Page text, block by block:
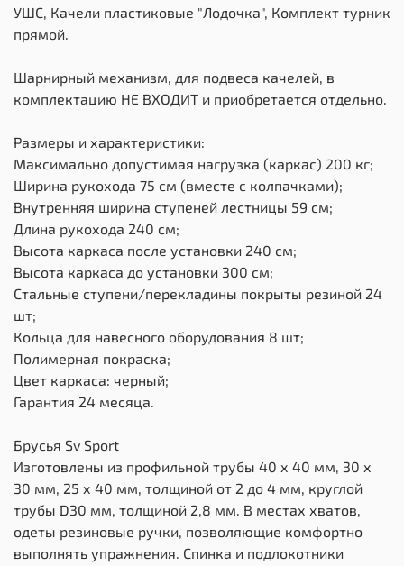
УШС, Качели пластиковые "Лодочка", Комплект турник
прямой.
Шарнирный механизм, для подвеса качелей, в
комплектацию НЕ ВХОДИТ и приобретается отдельно.
Размеры и характеристики:
Максимально допустимая нагрузка (каркас) 200 кг;
Ширина рукохода 75 см (вместе с колпачками);
Внутренняя ширина ступеней лестницы 59 см;
Длина рукохода 240 см;
Высота каркаса после установки 240 см;
Высота каркаса до установки 300 см;
Стальные ступени/перекладины покрыты резиной 24
шт;
Кольца для навесного оборудования 8 шт;
Полимерная покраска;
Цвет каркаса: черный;
Гарантия 24 месяца.
Брусья Sv Sport
Изготовлены из профильной трубы 40 х 40 мм, 30 х
30 мм, 25 х 40 мм, толщиной от 2 до 4 мм, круглой
трубы D30 мм, толщиной 2,8 мм. В местах хватов,
одеты резиновые ручки, позволяющие комфортно
выполнять упражнения. Спинка и подлокотники